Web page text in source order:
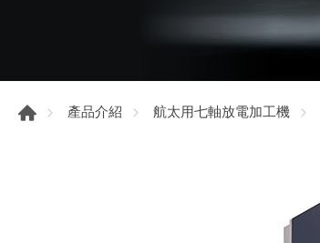
產品介紹 航太用七軸放電加工機